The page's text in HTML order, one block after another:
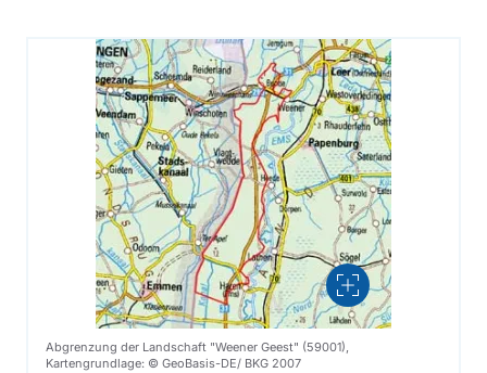
Vergrößern
Abgrenzung der Landschaft "Weener Geest" (59001),
Kartengrundlage: © GeoBasis-DE/ BKG 2007